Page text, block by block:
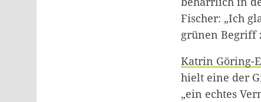
Fischer: „Ich
grünen Begriff
Katrin Göring-
hielt eine der
„ein echtes